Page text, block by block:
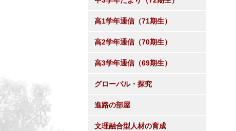
高1学年通信（71期生）
高2学年通信（70期生）
高3学年通信（69期生）
グローバル・探究
進路の部屋
文理融合型人材の育成